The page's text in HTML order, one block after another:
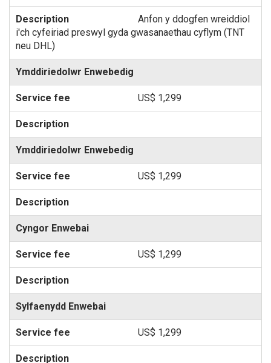
Anfon y ddogfen wreiddiol
i'ch cyfeiriad preswyl gyda gwasanaethau cyflym (TNT
neu DHL)
Ymddiriedolwr Enwebedig
US$ 1,299
Ymddiriedolwr Enwebedig
US$ 1,299
Cyngor Enwebai
US$ 1,299
Sylfaenydd Enwebai
US$ 1,299